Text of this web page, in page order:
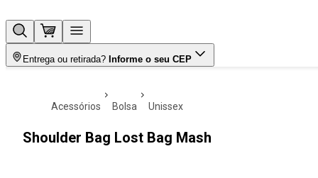
Entrega ou retirada? Informe o seu CEP
acessórios bolsa unissex
Shoulder Bag Lost Bag Mash